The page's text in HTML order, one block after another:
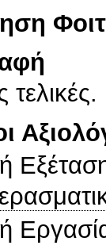
τελικές.